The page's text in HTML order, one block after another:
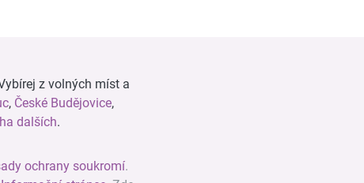
z volných míst a
, České Budějovice,
dalších.
ochrany soukromí.